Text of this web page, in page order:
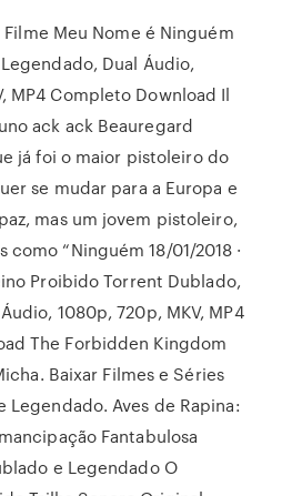
Filme Meu Nome é Ninguém
Dual Áudio,
MP4 Completo Download Il
ack ack Beauregard
já foi o maior pistoleiro do
se mudar para a Europa e
mas um jovem pistoleiro,
“Ninguém 18/01/2018 ·
Proibido Torrent Dublado,
1080p, 720p, MKV, MP4
The Forbidden Kingdom
Baixar Filmes e Séries
Legendado. Aves de Rapina:
Fantabulosa
e Legendado O